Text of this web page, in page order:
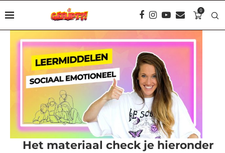
0
Het materiaal check je hieronder